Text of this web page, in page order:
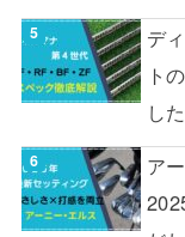
デ
ト
した
ア